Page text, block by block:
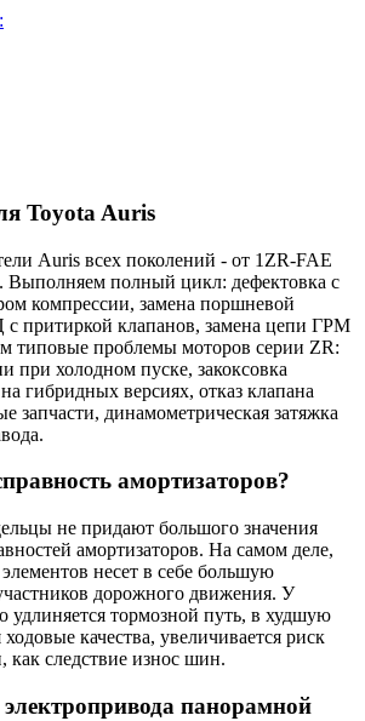
Toyota Auris
Auris всех поколений - от 1ZR-FAE
Выполняем полный цикл: дефектовка с
компрессии, замена поршневой
притиркой клапанов, замена цепи ГРМ
типовые проблемы моторов серии ZR:
при холодном пуске, закоксовка
гибридных версиях, отказ клапана
запчасти, динамометрическая затяжка
амортизаторов?
не придают большого значения
амортизаторов. На самом деле,
несет в себе большую
дорожного движения. У
удлиняется тормозной путь, в худшую
качества, увеличивается риск
как следствие износ шин.
электропривода панорамной